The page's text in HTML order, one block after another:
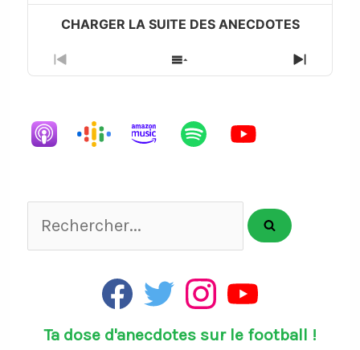
Previous
Episode
Show
Episodes
Next
Episode
Rechercher...
F
a
e
w
t
I
n
t
Y
T
Ta dose d'anecdotes sur le football !